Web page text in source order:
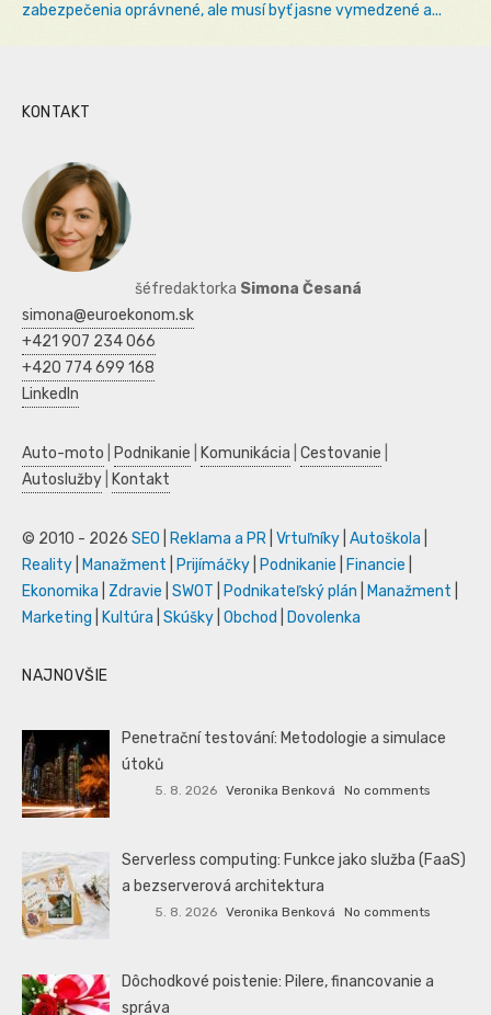
zabezpečenia oprávnené, ale musí byť jasne vymedzené a...
KONTAKT
šéfredaktorka Simona Česaná
simona@euroekonom.sk
+421 907 234 066
+420 774 699 168
LinkedIn
Auto-moto Podnikanie Komunikácia Cestovanie
Autoslužby
Kontakt
© 2010 - 2026 SEO Reklama a PR Vrtuľníky Autoškola
Reality
Manažment Prijímáčky Podnikanie Financie
Ekonomika
Zdravie SWOT Podnikateľský plán Manažment
Marketing
Kultúra Skúšky Obchod Dovolenka
NAJNOVŠIE
Penetrační testování: Metodologie a simulace
útoků
5. 8. 2026 Veronika Benková No comments
Serverless computing: Funkce jako služba (FaaS)
a bezserverová architektura
5. 8. 2026 Veronika Benková No comments
Dôchodkové poistenie: Pilere, financovanie a
správa